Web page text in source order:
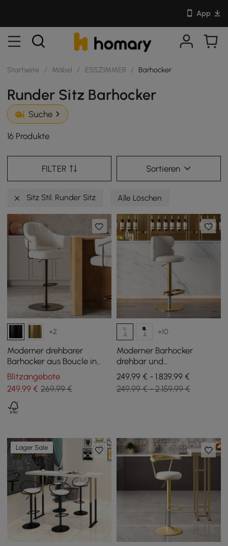
App
Startseite / Möbel / ESSZIMMER / Barhocker
Runder Sitz Barhocker
Suche
16 Produkte
FILTER Sortieren
Sitz Stil: Runder Sitz Alle Löschen
+2
Moderner drehbarer
Barhocker aus Boucle in
Warmweiß mit
Höhenverstellung und
matt-schwarzem Fuß, 1er-
Set
Blitzangebote
249,99 € 269,99 €
+10
Moderner Barhocker
drehbar und
höhenverstellbar aus Samt
in Warmweiß, 4er-Set
249,99 € - 1.839,99 €
249,99 € - 2.159,99 €
Lager Sale